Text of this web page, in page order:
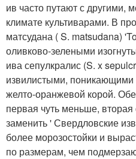
ив часто путают с
климате культиварами. В
матсудана ( S. matsudana)
оливково-зелеными
ива сепулкралис (S. x
извилистыми, поникающими
желто-оранжевой корой.
первая чуть меньше,
заменить ' Свердловские
более морозостойки и
по размерам, чем